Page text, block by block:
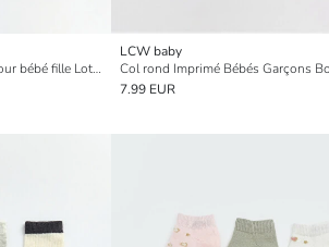
Chaussettes de cheville pour bébé fille Lot de 5 pièces
LCW baby
7.99 EUR